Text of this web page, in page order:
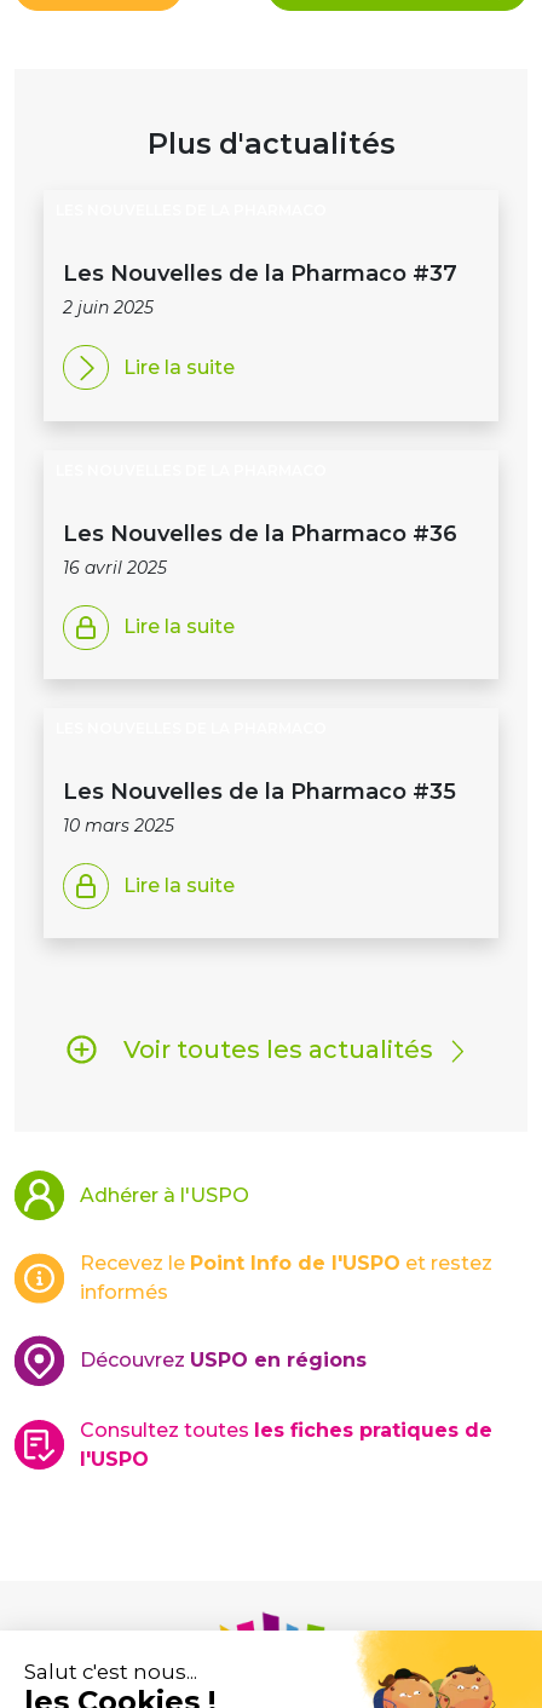
Plus d'actualités
Les Nouvelles de la Pharmaco #37
2 juin 2025
Lire la suite
Les Nouvelles de la Pharmaco #36
16 avril 2025
Lire la suite
Les Nouvelles de la Pharmaco #35
10 mars 2025
Lire la suite
Voir toutes les actualités
Adhérer à l'USPO
Recevez le Point Info de l'USPO et restez
informés
Découvrez USPO en régions
Consultez toutes les fiches pratiques de
l'USPO